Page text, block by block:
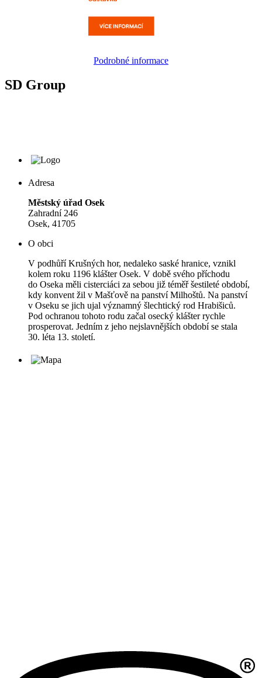
Podrobné informace
SD Group
Adresa
Městský úřad Osek
Zahradní 246
Osek, 41705
O obci
V podhůří Krušných hor, nedaleko saské hranice, vznikl
kolem roku 1196 klášter Osek. V době svého příchodu
do Oseka měli cisterciáci za sebou již téměř šestileté období,
kdy konvent žil v Mašťově na panství Milhoštů. Na panství
v Oseku se jich ujal významný šlechtický rod Hrabišiců.
Pod ochranou tohoto rodu začal osecký klášter rychle
prosperovat. Jedním z jeho nejslavnějších období se stala
30. léta 13. století.